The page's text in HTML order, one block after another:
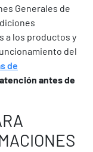
Generales de
a los productos y
del
de
antes de